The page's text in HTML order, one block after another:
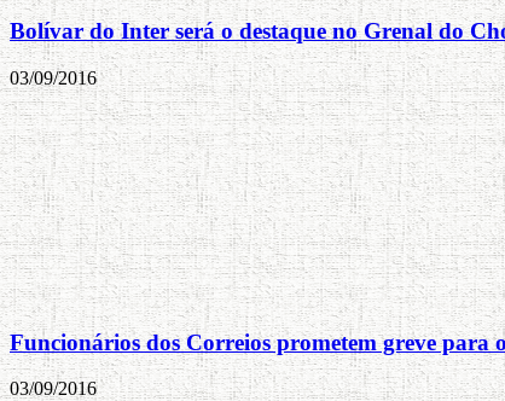
Bolívar do Inter será o destaque no Grenal do
03/09/2016
Funcionários dos Correios prometem greve para
03/09/2016